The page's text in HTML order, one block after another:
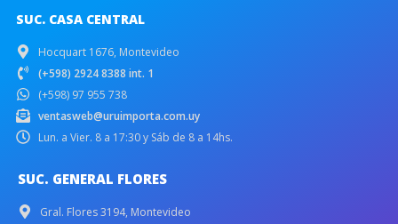
SUC. CASA CENTRAL
Hocquart 1676, Montevideo
(+598) 2924 8388 int. 1
(+598) 97 955 738
ventasweb@uruimporta.com.uy
Lun. a Vier. 8 a 17:30 y Sáb de 8 a 14hs.
SUC. GENERAL FLORES
Gral. Flores 3194, Montevideo